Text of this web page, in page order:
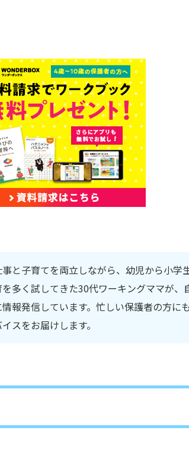
と子育てを両立しながら、幼児から小学
多く試してきた30代ワーキングママが、
報発信しています。忙しい保護者の方に
スをお届けします。